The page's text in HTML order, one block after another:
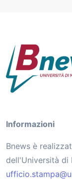
Informazioni
Bnews è
dell'Università di